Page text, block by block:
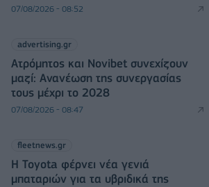
07/08/2026 - 08:52
advertising.gr
Ατρόμητος και Novibet συνεχίζουν
μαζί: Ανανέωση της συνεργασίας
τους μέχρι το 2028
07/08/2026 - 08:47
fleetnews.gr
Η Toyota φέρνει νέα γενιά
μπαταριών για τα υβριδικά της